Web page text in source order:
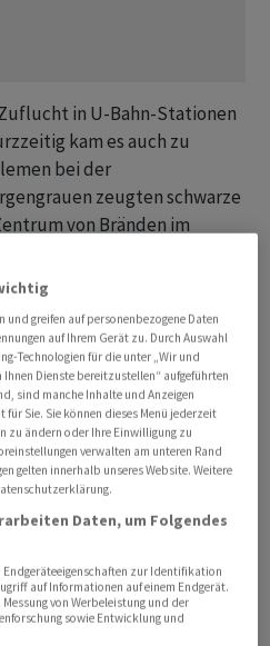
in U-Bahn-Stationen
kam es auch zu
bei der
zeugten schwarze
von Bränden im
mindestens 4 Menschen
Davon würden 15
In der östlichen
Bürgermeister zufolge
verletzt. Russland griff auch
an. Laut der
Moskau bei den Angriffen
und Marschflugkörper ein.
befürchtet
ein mehrstöckiges
und greifen auf personenbezogene Daten
auf Ihrem Gerät zu. Durch Auswahl
Technologien für die unter „Wir und
Dienste bereitzustellen“ aufgeführten
sind manche Inhalte und Anzeigen
Sie. Sie können dieses Menü jederzeit
zu ändern oder Ihre Einwilligung zu
verwalten am unteren Rand
gelten innerhalb unseres Website. Weitere
Daten, um Folgendes
zur Identifikation
auf Informationen auf einem Endgerät.
von Werbeleistung und der
sowie Entwicklung und